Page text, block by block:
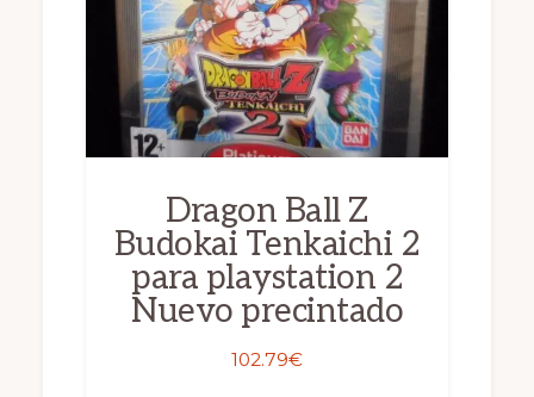
Dragon Ball Z
Budokai Tenkaichi 2
para playstation 2
Nuevo precintado
102.79€